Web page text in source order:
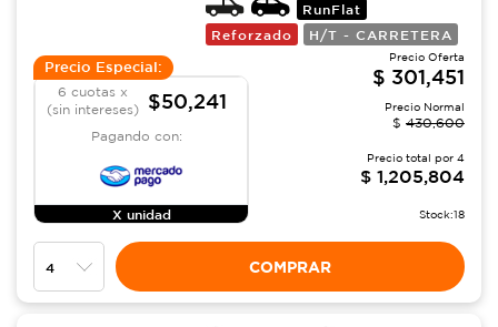
RunFlat
Reforzado
H/T - CARRETERA
Precio Especial:
6 cuotas x
(sin intereses)
$50,241
Pagando con:
X unidad
Precio Oferta
$ 301,451
Precio Normal
$ 430,600
Precio total por 4
$ 1,205,804
Stock:18
COMPRAR